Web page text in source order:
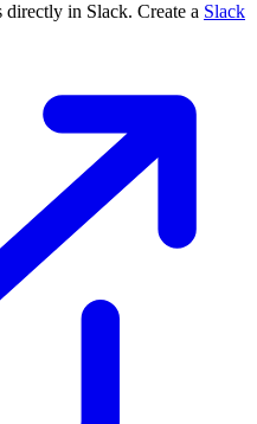
in Slack. Create a Slack